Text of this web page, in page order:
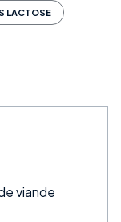
LACTOSE
viande